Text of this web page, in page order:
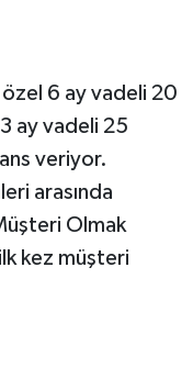
6 ay vadeli 20
ay vadeli 25
veriyor.
arasında
Olmak
kez müşteri